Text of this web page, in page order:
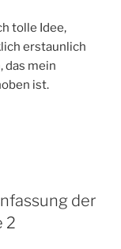
tolle Idee,
erstaunlich
das mein
ist.
der
2